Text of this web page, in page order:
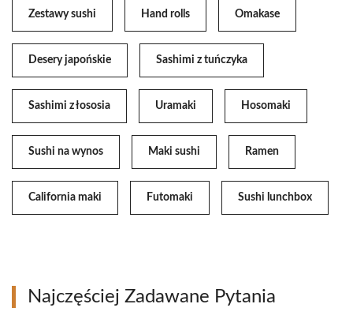
Zestawy sushi Hand rolls Omakase
Desery japońskie Sashimi z tuńczyka
Sashimi z łososia Uramaki Hosomaki
Sushi na wynos Maki sushi Ramen
California maki Futomaki Sushi lunchbox
Najczęściej Zadawane Pytania